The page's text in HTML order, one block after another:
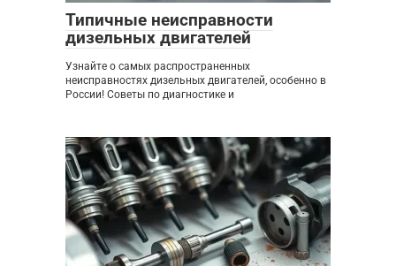
Типичные неисправности
дизельных двигателей
Узнайте о самых распространенных
неисправностях дизельных двигателей, особенно в
России! Советы по диагностике и